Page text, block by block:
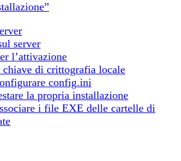
server
l’attivazione
di crittografia locale
config.ini
la propria installazione
i file EXE delle cartelle di